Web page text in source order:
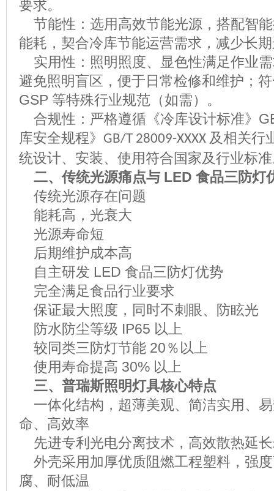
要求。
节能性 ： 选用高效节能光源，搭配智
能耗，契合冷库节能运营需求，减少长
实用性 ： 照明照度、显色性满足作业
避免照明盲区，便于日常检修和维护；
GSP 等特殊行业规范（如需）。
合规性 ： 严格遵循《冷库设计标准》
库安全规程》
GB/T 28009-XXXX 及相关行
统设计、安装、使用符合国家及行业标
二、传统光源痛点与 LED 食品三防灯
传统光源存在问题
能耗高，光衰大
光源寿命短
后期维护成本高
自主研发 LED 食品三防灯优势
完全满足食品行业要求
保证最大照度，同时不刺眼、防眩光
防水防尘等级 IP65 以上
较同类三防灯节能 20％以上
使用寿命提高 30% 以上
三、普瑞斯照明灯具核心特点
一体化结构，超薄美观、简洁实用、
命、高效率
先进专利光电分离技术，高效散热延
外壳采用加厚优质阻燃工程塑料，强
腐、耐低温